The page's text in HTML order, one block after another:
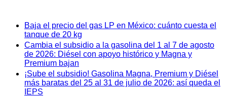
Baja el precio del gas LP en México: cuánto cuesta el
tanque de 20 kg
Cambia el subsidio a la gasolina del 1 al 7 de agosto
de 2026: Diésel con apoyo histórico y Magna y
Premium bajan
¡Sube el subsidio! Gasolina Magna, Premium y Diésel
más baratas del 25 al 31 de julio de 2026: así queda el
IEPS